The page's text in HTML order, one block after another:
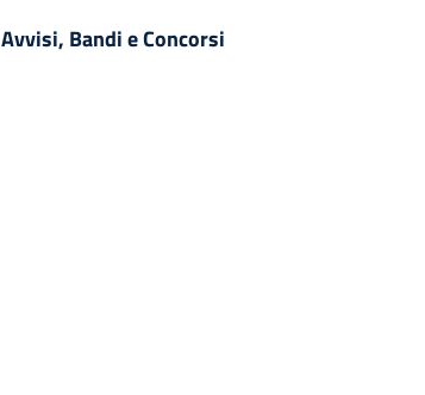
Avvisi, Bandi e Concorsi